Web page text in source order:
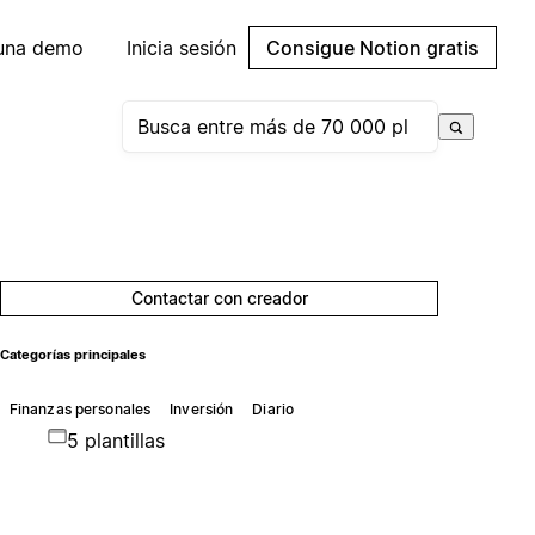
demo Inicia sesión Consigue Notion gratis
Contactar con creador
Categorías principales
Finanzas personales Inversión Diario
5 plantillas